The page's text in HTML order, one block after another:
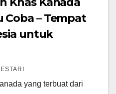
Coba – Tempat
untuk
yang terbuat dari